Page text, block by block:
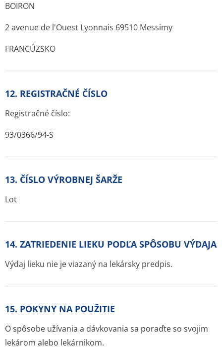
BOIRON
2 avenue de l'Ouest Lyonnais 69510 Messimy
FRANCÚZSKO
12. REGISTRAČNÉ ČÍSLO
Registračné číslo:
93/0366/94-S
13. ČÍSLO VÝROBNEJ ŠARŽE
Lot
14. ZATRIEDENIE LIEKU PODĽA SPÔSOBU VÝDAJA
Výdaj lieku nie je viazaný na lekársky predpis.
15. POKYNY NA POUŽITIE
O spôsobe užívania a dávkovania sa poraďte so svojim
lekárom alebo lekárnikom.